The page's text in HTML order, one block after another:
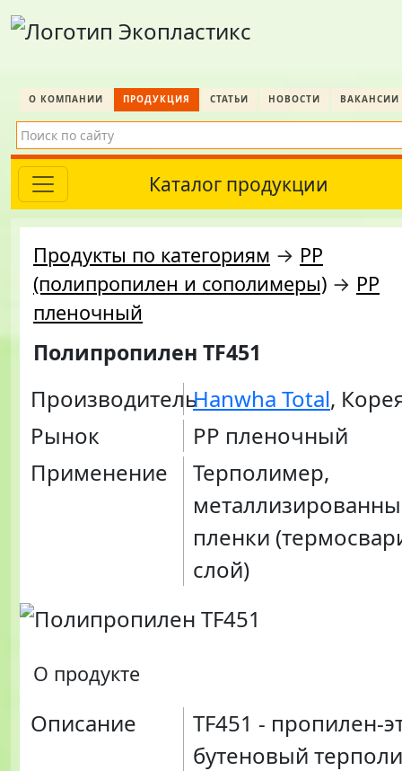
О КОМПАНИИ ПРОДУКЦИЯ СТАТЬИ НОВОСТИ ВАКАНСИИ
Каталог продукции
Продукты по категориям → PP
(полипропилен и сополимеры) → PP
пленочный
Полипропилен TF451
ПроизводительHanwha Total,
Рынок
PP пленочный
Применение
Терполимер,
пленки
слой)
О продукте
Описание
ТF451 - пропилен-
бутеновый